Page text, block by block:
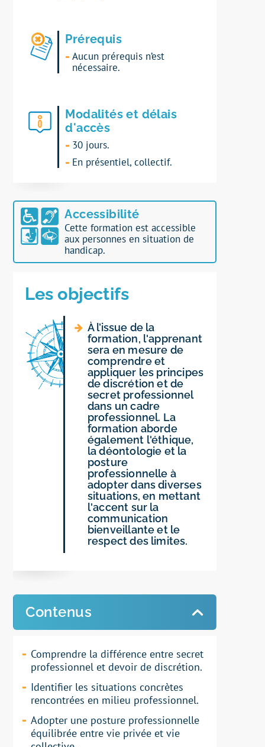
Les objectifs
À l’issue de la
formation, l'apprenant
sera en mesure de
comprendre et
appliquer les principes
de discrétion et de
secret professionnel
dans un cadre
professionnel. La
formation aborde
également l'éthique,
la déontologie et la
posture
professionnelle à
adopter dans diverses
situations, en mettant
l'accent sur la
communication
bienveillante et le
respect des limites.
Contenus
Comprendre la différence entresecret
professionnel et devoir de discrétion.
Identifier lessituations concrètes
rencontrées en milieu professionnel.
Adopter une posture professionnelle
équilibrée entrevie privée etvie
Prérequis
Aucun prérequis n’est
nécessaire.
Modalités et délais
d'accès
30 jours.
En présentiel, collectif.
Accessibilité
Cette formation est accessible
aux personnes en situation de
handicap.